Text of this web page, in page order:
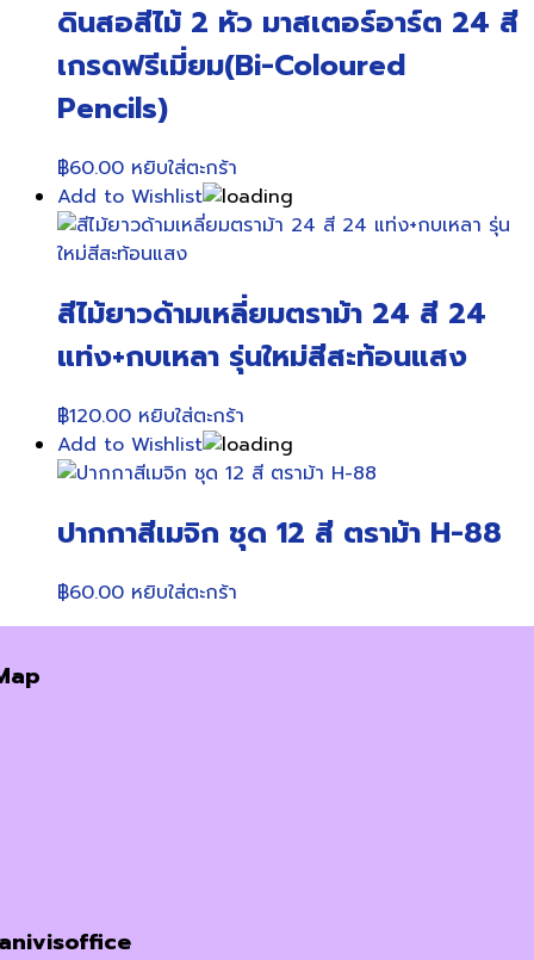
ดินสอสีไม้ 2 หัว มาสเตอร์อาร์ต 24 สี
เกรดฟรีเมี่ยม(Bi-Coloured
Pencils)
฿60.00 หยิบใส่ตะกร้า
Add to Wishlist
สีไม้ยาวด้ามเหลี่ยมตราม้า 24 สี 24
แท่ง+กบเหลา รุ่นใหม่สีสะท้อนแสง
฿120.00 หยิบใส่ตะกร้า
Add to Wishlist
ปากกาสีเมจิก ชุด 12 สี ตราม้า H-88
฿60.00 หยิบใส่ตะกร้า